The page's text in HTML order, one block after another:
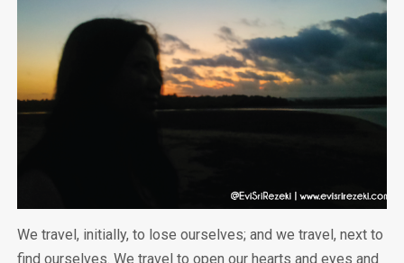
We travel, initially, to lose ourselves; and we travel, next to
find ourselves. We travel to open our hearts and eyes and